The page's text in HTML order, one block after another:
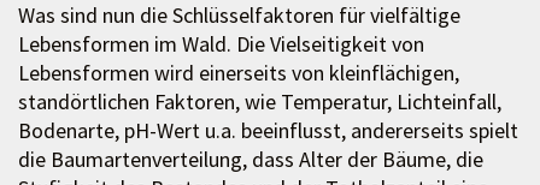
Was sind nun die Schlüsselfaktoren für vielfältige
Lebensformen im Wald. Die Vielseitigkeit von
Lebensformen wird einerseits von kleinflächigen,
standörtlichen Faktoren, wie Temperatur, Lichteinfall,
Bodenarte, pH-Wert u.a. beeinflusst, andererseits spielt
die Baumartenverteilung, dass Alter der Bäume, die